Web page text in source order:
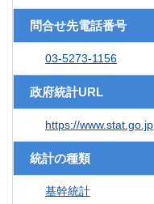
問合せ先電話番号
03-5273-1156
政府統計URL
https://www.stat.go.jp
統計の種類
基幹統計